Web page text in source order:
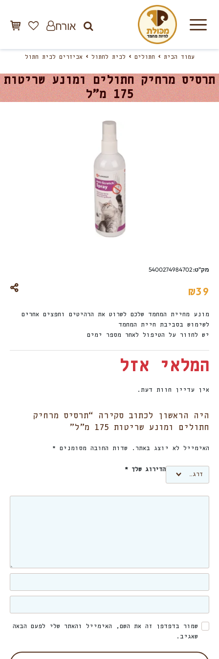
אורח
עמוד הבית חתולים לבית לחתול אביזרים לבית חתול
תרסיס מרחיק חתולים ומונע שריטות
175 מ”ל
מק"ט:5400274984702
₪39
מונע מחיית המחמד שלכם לשרוט את הרהיטים וחפצים אחרים
לשימוש בסביבת חיית המחמד
יש לחזור על הטיפול לאחר מספר ימים
המלאי אזל
אין עדיין חוות דעת.
היה הראשון לכתוב סקירה “תרסיס מרחיק
חתולים ומונע שריטות 175 מ”ל”
האימייל לא יוצג באתר. שדות החובה מסומנים *
הדירוג שלך *
שמור בדפדפן זה את השם, האימייל והאתר שלי לפעם הבאה
שאגיב.